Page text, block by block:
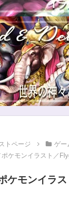
トページ
ゲー
ケモンイラスト／
ケモンイラス